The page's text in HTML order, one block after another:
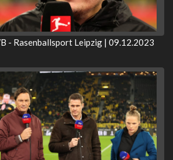
- Rasenballsport Leipzig | 09.12.2023